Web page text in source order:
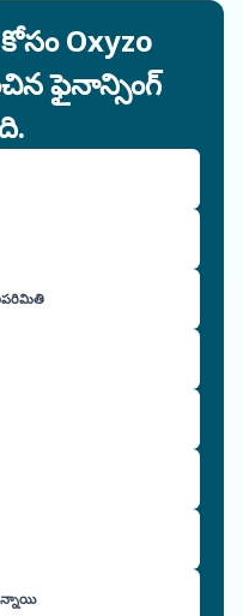
Oxyzo
ఫైనాన్సింగ్